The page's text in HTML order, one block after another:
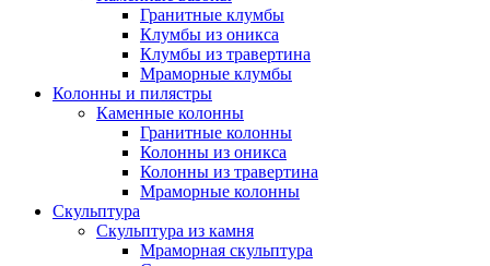
Гранитные клумбы
Клумбы из оникса
Клумбы из травертина
Мраморные клумбы
Колонны и пилястры
Каменные колонны
Гранитные колонны
Колонны из оникса
Колонны из травертина
Мраморные колонны
Скульптура
Скульптура из камня
Мраморная скульптура